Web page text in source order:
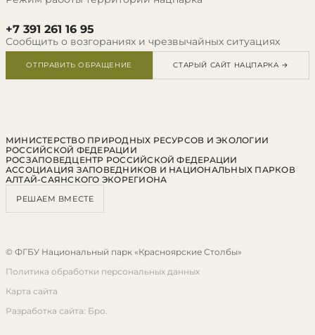
+7 391 261 16 95
Сообщить о возгораниях и чрезвычайных ситуациях
ОТПРАВИТЬ ОБРАЩЕНИЕ СТАРЫЙ САЙТ НАЦПАРКА →
МИНИСТЕРСТВО ПРИРОДНЫХ РЕСУРСОВ И ЭКОЛОГИИ
РОССИЙСКОЙ ФЕДЕРАЦИИ
РОСЗАПОВЕДЦЕНТР РОССИЙСКОЙ ФЕДЕРАЦИИ
АССОЦИАЦИЯ ЗАПОВЕДНИКОВ И НАЦИОНАЛЬНЫХ ПАРКОВ
АЛТАЙ-САЯНСКОГО ЭКОРЕГИОНА
РЕШАЕМ ВМЕСТЕ
© ФГБУ Национальный парк «Красноярские Столбы»
Политика обработки персональных данных
Карта сайта
Разработка сайта: Бро.